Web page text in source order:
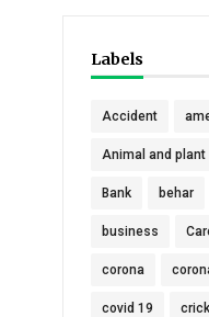
Labels
Accident
Animal and plant
Bank behar
business
corona
covid 19